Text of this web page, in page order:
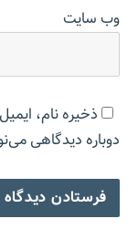
وب‌ سایت
ذخیره نام،
دوباره دیدگاهی